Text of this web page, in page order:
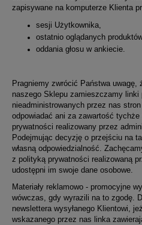
zapisywane na komputerze Klienta
sesji Użytkownika,
ostatnio oglądanych
oddania głosu w ankiecie.
Pragniemy zwrócić Państwa uwagę,
naszego Sklepu zamieszczamy linki
nieadministrowanych przez nas
odpowiadać ani za zawartość
prywatności realizowany przez
Podejmując decyzję o przejściu na
własną odpowiedzialność.
z polityką prywatności realizowaną
udostępni im swoje dane osobowe.
Materiały reklamowo - promocyjne
wówczas, gdy wyrazili na to zgodę.
newslettera wysyłanego Klientowi,
wskazanego przez nas linka